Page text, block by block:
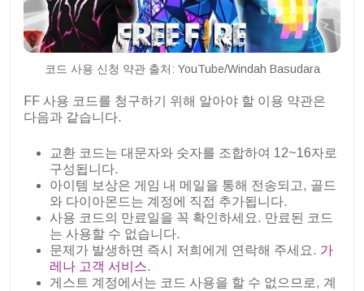
코드 사용 신청 약관 출처: YouTube/Windah Basudara
FF 사용 코드를 청구하기 위해 알아야 할 이용 약관은
다음과 같습니다.
교환 코드는 대문자와 숫자를 조합하여 12~16자로
구성됩니다.
아이템 보상은 게임 내 메일을 통해 전송되고, 골드
와 다이아몬드는 계정에 직접 추가됩니다.
사용 코드의 만료일을 꼭 확인하세요. 만료된 코드
는 사용할 수 없습니다.
문제가 발생하면 즉시 저희에게 연락해 주세요. 가
레나 고객 서비스.
게스트 계정에서는 코드 사용을 할 수 없으므로, 계